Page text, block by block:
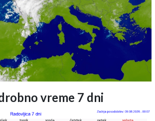
vreme 7 dni